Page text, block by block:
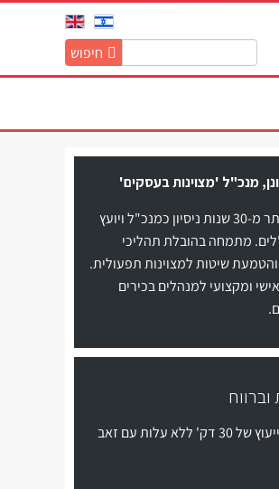
באתר:
חיפוש
מנכ"ל 'מצוינות בעסקים'
בעל יותר מ-30 שנות ניסיון כמנכ"ל ויועץ
מתמחה בהובלת תהליכי
שיטות למצוינות תפעולית.
ומקצועי למנהלים בכירים
צרו קשר לתיאום שיחת ייעוץ של 30 דק' ללא עלות עם זאב